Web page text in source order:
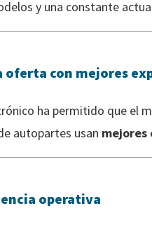
y una constante
con mejores
ha permitido que el
autopartes usan mejores
operativa